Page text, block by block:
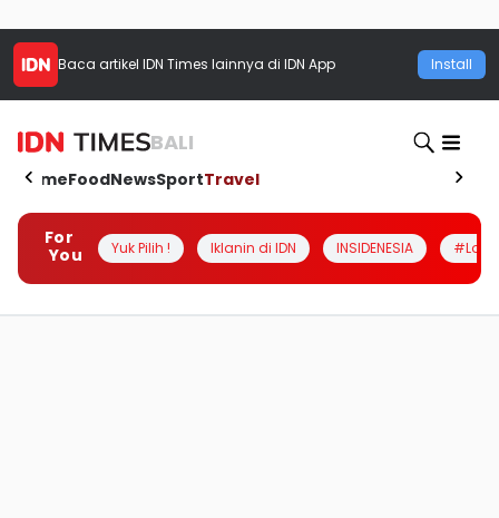
Baca artikel IDN Times lainnya di IDN App Install
BALI
HomeFoodNewsSportTravel
For
You
Yuk Pilih ! Iklanin di IDN INSIDENESIA